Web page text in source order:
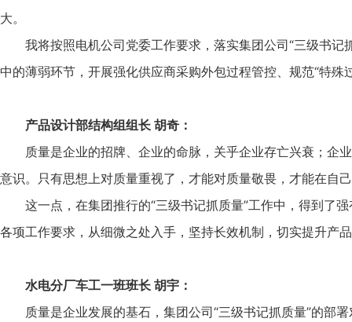
大。
我将按照电机公司党委工作要求，落实集团公司“三级书
中的薄弱环节，开展强化供应商采购外包过程管控、规范“特
产品设计部结构组组长 胡奇：
质量是企业的招牌、企业的命脉，关乎企业存亡兴衰；企
意识。只有思想上对质量重视了，才能对质量敬畏，才能在自
这一点，在集团推行的“三级书记抓质量”工作中，得到了
各项工作要求，从细微之处入手，坚持长效机制，切实提升产
水电分厂车工一班班长 胡宇：
质量是企业发展的基石，集团公司“三级书记抓质量”的部